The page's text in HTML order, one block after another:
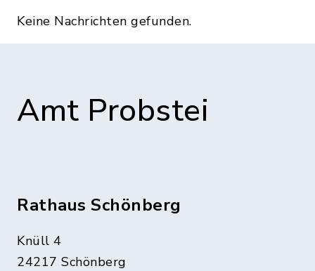
Keine Nachrichten gefunden.
Amt Probstei
Rathaus Schönberg
Knüll 4
24217 Schönberg